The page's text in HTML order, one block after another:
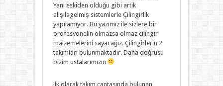
Yani eskiden olduğu gibi artık
alışılagelmiş sistemlerle Çilingirlik
yapılamıyor. Bu yazımız ile sizlere bir
profesyonelin olmazsa olmaz çilingir
malzemelerini sayacağız. Çilingirlerin 2
takımları bulunmaktadır. Daha doğrusu
bizim ustalarımızın
ilk olarak takım çantasında bulunan